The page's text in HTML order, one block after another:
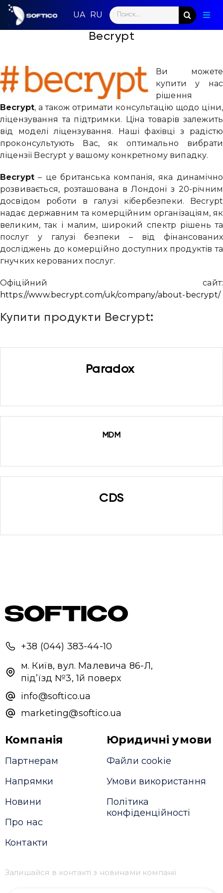
Skip
content
Search
for:
Becrypt
Ви можете
купити у нас
рішення
Becrypt, а також отримати консультацію щодо ціни,
ліцензування та підтримки. Ціна товарів залежить
від моделі ліцензування. Наші фахівці з радістю
проконсультують Вас, як оптимально вибрати
ліцензії Becrypt у вашому конкретному випадку.
Becrypt – це британська компанія, яка динамічно
розвивається, розташована в Лондоні з 20-річним
досвідом роботи в галузі кібербезпеки. Becrypt
надає державним та комерційним організаціям, як
великим, так і малим, широкий спектр рішень та
послуг у галузі безпеки – від фінансованих
досліджень до комерційно доступних продуктів та
гнучких керованих послуг.
Офіційний сайт:
https://www.becrypt.com/uk/company/about-becrypt/
Купити продукти Becrypt:
Paradox
MDM
CDS
+38 (044) 383-44-10
м. Київ, вул. Малевича 86-Л,
під’їзд №3, 1й поверх
info@softico.ua
marketing@softico.ua
Компанія
Партнерам
Напрямки
Новини
Про нас
Контакти
Юридичні умови
Файли cookie
Умови використання
Політика
конфіденційності
Залишайся в контакті з новинами компанії